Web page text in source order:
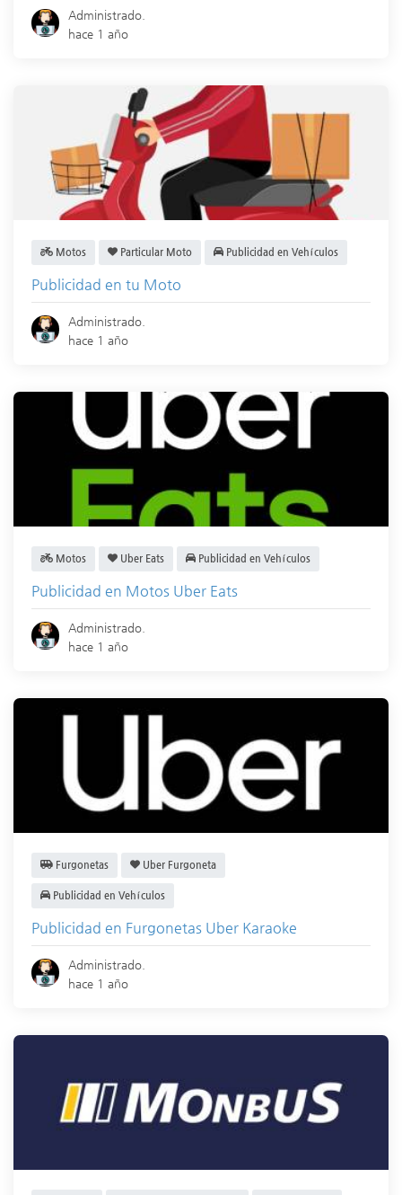
Administrado.
hace 1 año
Motos Particular Moto Publicidad en Vehículos
Publicidad en tu Moto
Administrado.
hace 1 año
Motos Uber Eats Publicidad en Vehículos
Publicidad en Motos Uber Eats
Administrado.
hace 1 año
Furgonetas Uber Furgoneta
Publicidad en Vehículos
Publicidad en Furgonetas Uber Karaoke
Administrado.
hace 1 año